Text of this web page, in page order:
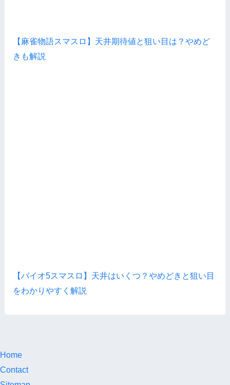
【麻雀物語スマスロ】天井期待値と狙い目は？やめど
きも解説
【バイオ5スマスロ】天井はいくつ？やめどきと狙い目
をわかりやすく解説
Home
Contact